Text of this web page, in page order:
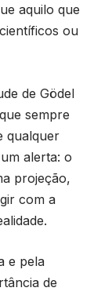
aquilo que
ou
de Gödel
sempre
qualquer
alerta: o
projeção,
com a
e pela
de